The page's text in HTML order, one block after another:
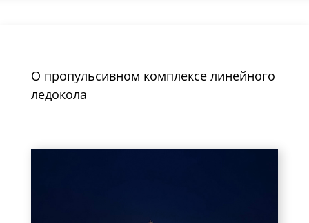
О пропульсивном комплексе линейного
ледокола